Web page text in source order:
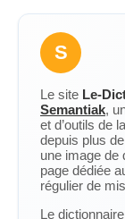
S
Le site Le-
Semantiak,
et d’outils de
depuis plus
une image de
page dédiée
régulier de
Le